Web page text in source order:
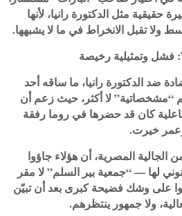
حقيقية مثل الدكتورة رانيا، لأنها
ولا تقبل الانخراط في ما لا يشبهها.
فشل وتمثيلية رخيصة
ضد الدكتورة رانيا، ما ساقه أحد
“مشخصاتية” لا أكثر، حيث زعم أن
كان قد حضرها في روما رفقة
وعمر خيرت.
الجالية المصرية، أن هؤلاء جاؤوا
لها — “جمعية بير السلم” لا مقر
على وشك فضيحة كبرى بعد أن تبيّن
ولا جمهور ينتظرهم.